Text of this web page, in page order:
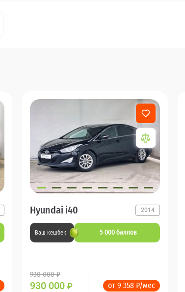
Hyundai i40 2014
Ваш кешбек 5 000 баллов
930 000 ₽
930 000 ₽ от 9 358 ₽/мес